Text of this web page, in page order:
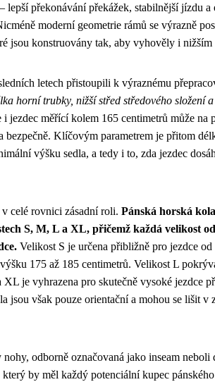
lepší překonávání překážek, stabilnější jízdu
moderní geometrie rámů se výrazně
jsou konstruovány tak, aby vyhověly i nižším
letech přistoupili k výraznému
horní trubky, nižší střed středového složení
i jezdec měřící kolem 165 centimetrů může na
bezpečně. Klíčovým parametrem je přitom
výšku sedla, a tedy i to, zda jezdec
celé rovnici zásadní roli. Pánská horská
S, M, L a XL, přičemž každá velikost
Velikost S je určena přibližně pro jezdce
175 až 185 centimetrů. Velikost L
XL je vyhrazena pro skutečně vysoké jezdce
jsou však pouze orientační a mohou se lišit v
odborně označovaná jako inseam neboli
který by měl každý potenciální kupec